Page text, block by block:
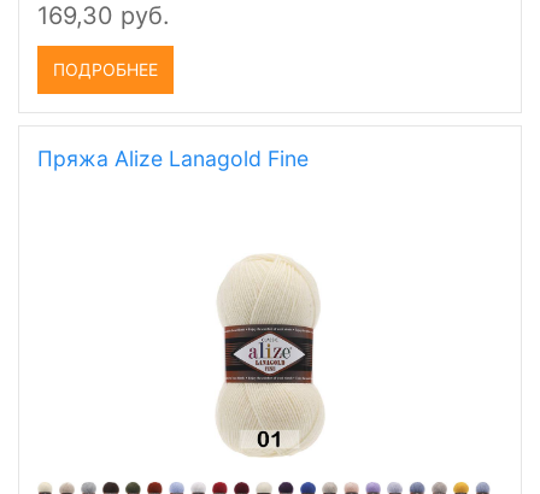
169,30 руб.
ПОДРОБНЕЕ
Пряжа Alize Lanagold Fine